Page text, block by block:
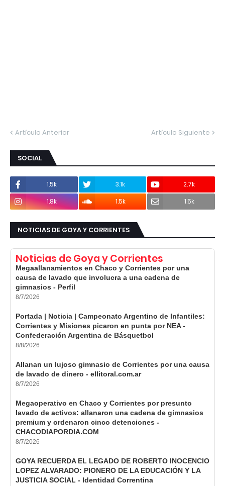
Artículo Anterior Artículo Siguiente
SOCIAL
1.5k 3.1k
2.7k
1.8k
1.5k 1.5k
NOTICIAS DE GOYA Y CORRIENTES
Noticias de Goya y Corrientes
Megaallanamientos en Chaco y Corrientes por una
causa de lavado que involucra a una cadena de
gimnasios - Perfil
8/7/2026
Portada | Noticia | Campeonato Argentino de Infantiles:
Corrientes y Misiones picaron en punta por NEA -
Confederación Argentina de Básquetbol
8/8/2026
Allanan un lujoso gimnasio de Corrientes por una causa
de lavado de dinero - ellitoral.com.ar
8/7/2026
Megaoperativo en Chaco y Corrientes por presunto
lavado de activos: allanaron una cadena de gimnasios
premium y ordenaron cinco detenciones -
CHACODIAPORDIA.COM
8/7/2026
GOYA RECUERDA EL LEGADO DE ROBERTO INOCENCIO
LOPEZ ALVARADO: PIONERO DE LA EDUCACIÓN Y LA
JUSTICIA SOCIAL - Identidad Correntina